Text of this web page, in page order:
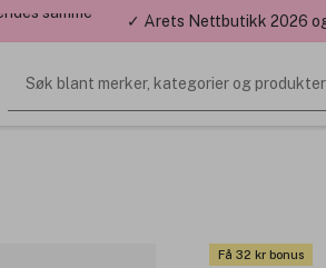
samme ✓ Årets Nettbutikk 2026
Søk blant merker, kategorier og produkter
Få 32 kr bonus